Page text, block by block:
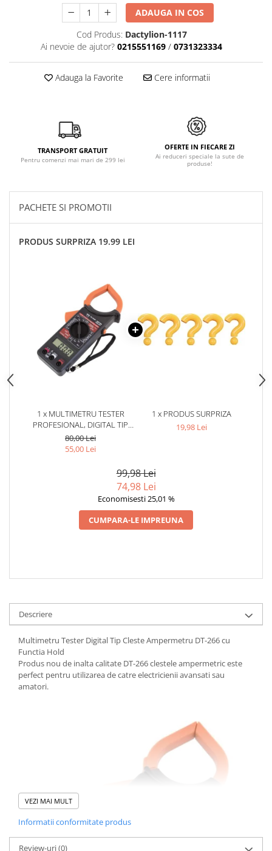
ADAUGA IN COS
Cod Produs: Dactylion-1117
Ai nevoie de ajutor? 0215551169 / 0731323334
Adauga la Favorite Cere informatii
TRANSPORT GRATUIT
Pentru comenzi mai mari de 299 lei
OFERTE IN FIECARE ZI
Ai reduceri speciale la sute de
produse!
PACHETE SI PROMOTII
PRODUS SURPRIZA 19.99 LEI
1 x MULTIMETRU TESTER
PROFESIONAL, DIGITAL TIP
CLESTE, AMPERMETRU,
MODEL DT-266
80,00 Lei
55,00 Lei
1 x PRODUS SURPRIZA
19,98 Lei
99,98 Lei
74,98 Lei
Economisesti 25,01 %
CUMPARA-LE IMPREUNA
Descriere
Multimetru Tester Digital Tip Cleste Ampermetru DT-266 cu
Functia Hold
Produs nou de inalta calitate DT-266 clestele ampermetric este
perfect pentru utilizarea de catre electricienii avansati sau
amatori.
VEZI MAI MULT
Informatii conformitate produs
Review-uri(0)